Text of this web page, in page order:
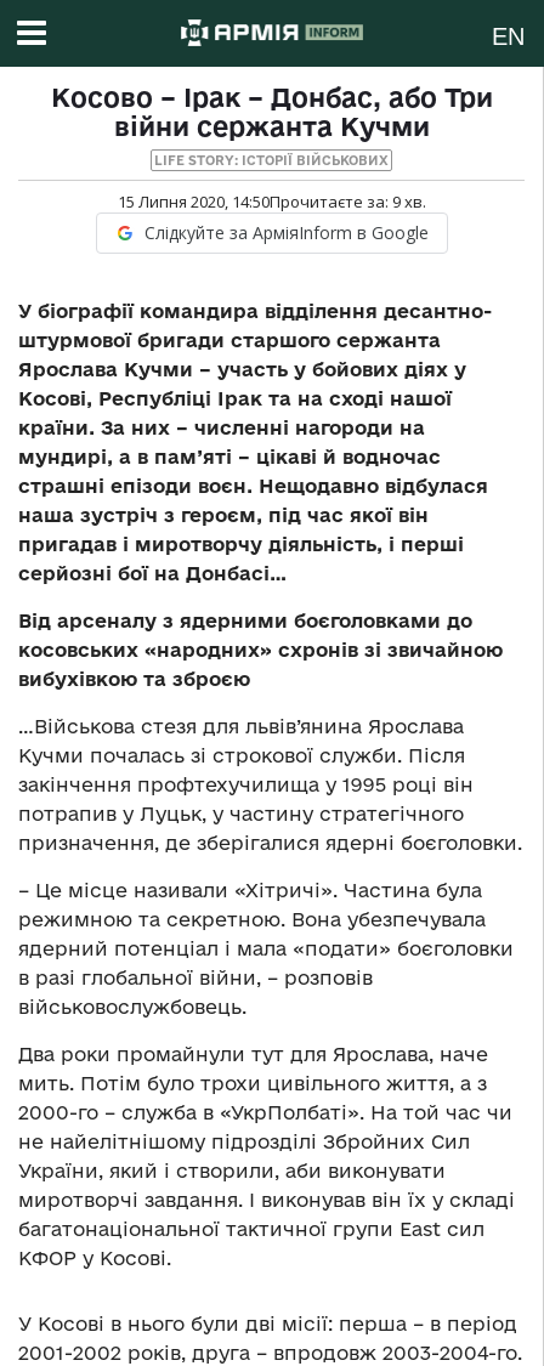
EN
Косово – Ірак – Донбас, або Три
війни сержанта Кучми
LIFE STORY: ІСТОРІЇ ВІЙСЬКОВИХ
15 Липня 2020, 14:50Прочитаєте за: 9хв.
Слідкуйте за АрміяInform в Google
У біографії командира відділення десантно-
штурмової бригади старшого сержанта
Ярослава Кучми – участь у бойових діях у
Косові, Республіці Ірак та на сході нашої
країни. За них – численні нагороди на
мундирі, а в пам’яті – цікаві й водночас
страшні епізоди воєн. Нещодавно відбулася
наша зустріч з героєм, під час якої він
пригадав і миротворчу діяльність, і перші
серйозні бої на Донбасі…
Від арсеналу з ядерними боєголовками до
косовських «народних» схронів зі звичайною
вибухівкою та зброєю
…Військова стезя для львів’янина Ярослава
Кучми почалась зі строкової служби. Після
закінчення профтехучилища у 1995 році він
потрапив у Луцьк, у частину стратегічного
призначення, де зберігалися ядерні боєголовки.
– Це місце називали «Хітричі». Частина була
режимною та секретною. Вона убезпечувала
ядерний потенціал і мала «подати» боєголовки
в разі глобальної війни, – розповів
військовослужбовець.
Два роки промайнули тут для Ярослава, наче
мить. Потім було трохи цивільного життя, а з
2000-го – служба в «УкрПолбаті». На той час чи
не найелітнішому підрозділі Збройних Сил
України, який і створили, аби виконувати
миротворчі завдання. І виконував він їх у складі
багатонаціональної тактичної групи East сил
КФОР у Косові.
У Косові в нього були дві місії: перша – в період
2001-2002 років, друга – впродовж 2003-2004-го.